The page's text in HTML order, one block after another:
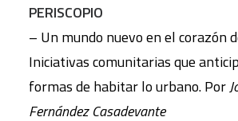
PERISCOPIO
– Un mundo nuevo en el corazón
Iniciativas comunitarias que
formas de habitar lo urbano. Por
Fernández Casadevante